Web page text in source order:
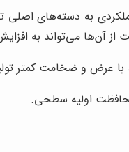
عملکردی به دسته‌های
از آن‌ها می‌تواند به
عرض و ضخامت کمتر
اولیه سطحی.